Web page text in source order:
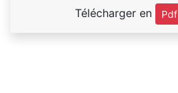
Télécharger en Pdf